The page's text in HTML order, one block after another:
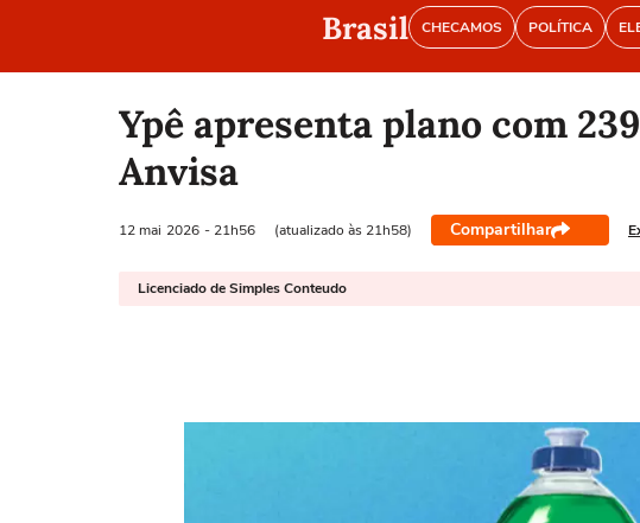
Brasil CHECAMOS POLÍTICA
Ypê apresenta plano com
Anvisa
12 mai 2026 - 21h56 (atualizado às 21h58) Compartilhar
Licenciado de Simples Conteudo